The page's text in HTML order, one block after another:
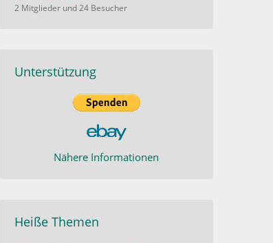
2 Mitglieder und 24 Besucher
Unterstützung
Nähere Informationen
Heiße Themen